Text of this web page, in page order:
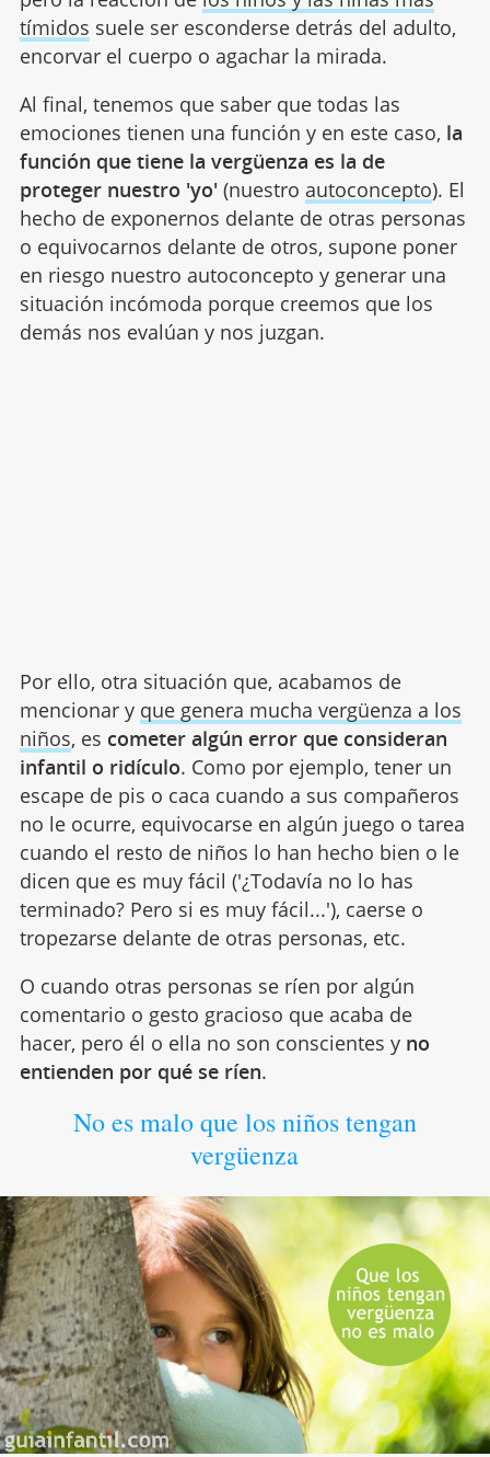
tímidos suele ser esconderse detrás del adulto,
encorvar el cuerpo o agachar la mirada.
Al final, tenemos que saber que todas las
emociones tienen una función y en este caso, la
función que tiene la vergüenza es la de
proteger nuestro 'yo'(nuestro autoconcepto). El
hecho de exponernos delante de otras personas
o equivocarnos delante de otros, supone poner
en riesgo nuestro autoconcepto y generar una
situación incómoda porque creemos que los
demás nos evalúan y nos juzgan.
Por ello, otra situación que, acabamos de
mencionar y que genera mucha vergüenza a los
niños, es cometer algún error que consideran
infantil o ridículo. Como por ejemplo, tener un
escape de pis o caca cuando a sus compañeros
no le ocurre, equivocarse en algún juego o tarea
cuando el resto de niños lo han hecho bien o le
dicen que es muy fácil ('¿Todavía no lo has
terminado? Pero si es muy fácil...'), caerse o
tropezarse delante de otras personas, etc.
O cuando otras personas se ríen por algún
comentario o gesto gracioso que acaba de
hacer, pero él o ella no son conscientes yno
entienden por qué se ríen.
No es malo que los niños tengan
vergüenza